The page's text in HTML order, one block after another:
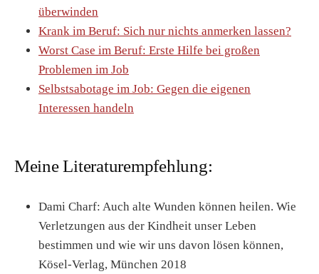
überwinden
Krank im Beruf: Sich nur nichts anmerken lassen?
Worst Case im Beruf: Erste Hilfe bei großen
Problemen im Job
Selbstsabotage im Job: Gegen die eigenen
Interessen handeln
Meine Literaturempfehlung:
Dami Charf: Auch alte Wunden können heilen. Wie
Verletzungen aus der Kindheit unser Leben
bestimmen und wie wir uns davon lösen können,
Kösel-Verlag, München 2018